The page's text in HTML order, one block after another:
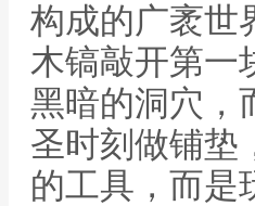
构成的广袤世
木镐敲开第一
黑暗的洞穴，
圣时刻做铺垫
的工具，而是